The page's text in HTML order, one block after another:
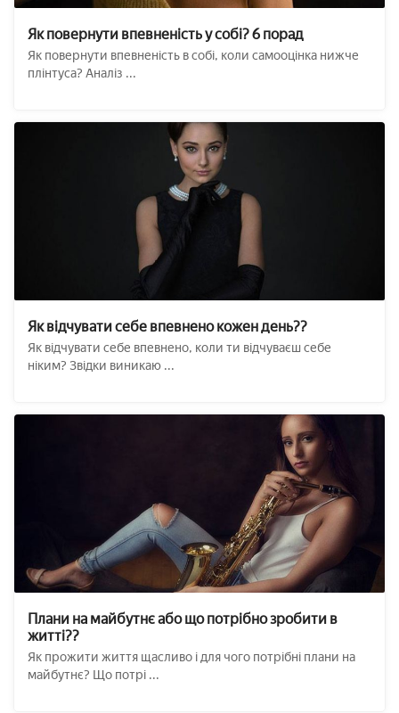
Як повернути впевненість у собі? 6 порад
Як повернути впевненість в собі, коли самооцінка нижче
плінтуса? Аналіз ...
Як відчувати себе впевнено кожен день??
Як відчувати себе впевнено, коли ти відчуваєш себе
ніким? Звідки виникаю ...
Плани на майбутнє або що потрібно зробити в
житті??
Як прожити життя щасливо і для чого потрібні плани на
майбутнє? Що потрі ...